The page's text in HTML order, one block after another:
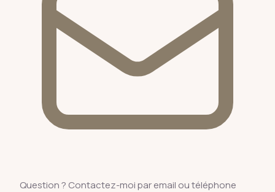
Question ? Contactez-moi par email ou téléphone